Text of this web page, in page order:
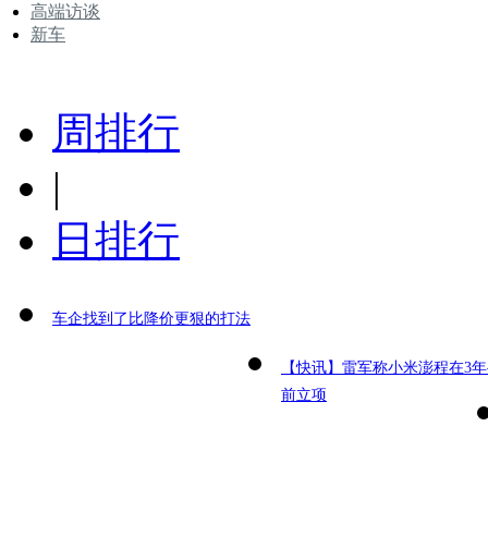
高端访谈
新车
周排行
|
日排行
车企找到了比降价更狠的打法
【快讯】雷军称小米澎程在3
前立项